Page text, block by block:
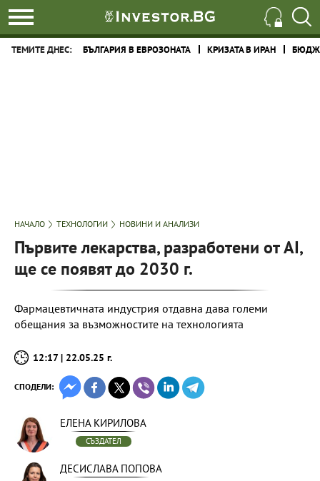
ТЕМИТЕ ДНЕС: БЪЛГАРИЯ В ЕВРОЗОНАТА КРИЗАТА В ИРАН
НАЧАЛО ТЕХНОЛОГИИ НОВИНИ И АНАЛИЗИ
Първите лекарства, разработени от AI,
ще се появят до 2030 г.
Фармацевтичната индустрия отдавна дава големи
обещания за възможностите на технологията
12:17 | 22.05.25 г.
СПОДЕЛИ:
ЕЛЕНА КИРИЛОВА
СЪЗДАТЕЛ
ДЕСИСЛАВА ПОПОВА